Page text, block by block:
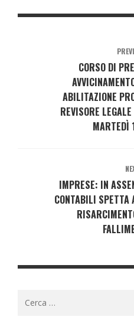
CORSO DI
ABILITAZIONE
REVISORE
MARTEDÌ
IMPRESE: IN
CONTABILI